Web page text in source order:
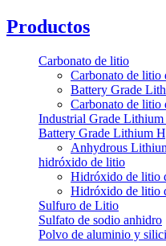
Productos
Carbonato de litio
Carbonato de litio
Battery Grade
Carbonato de litio
Industrial Grade Lithium
Battery Grade Lithium
Anhydrous
hidróxido de litio
Hidróxido de litio
Hidróxido de litio
Sulfuro de Litio
Sulfato de sodio anhidro
Polvo de aluminio y